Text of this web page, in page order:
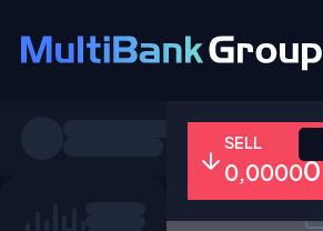
Todo Forex
SELL
0,00000